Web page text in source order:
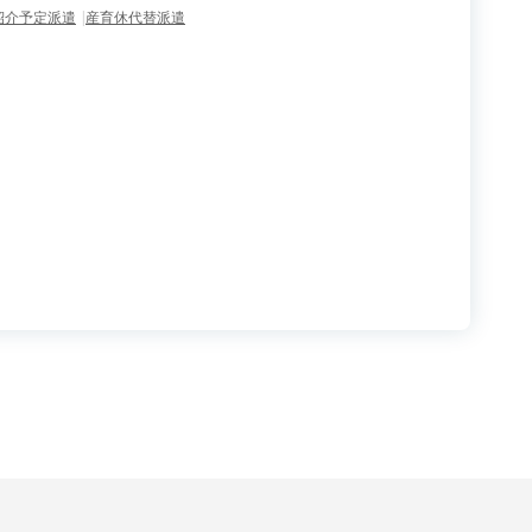
介予定派遣 産育休代替派遣